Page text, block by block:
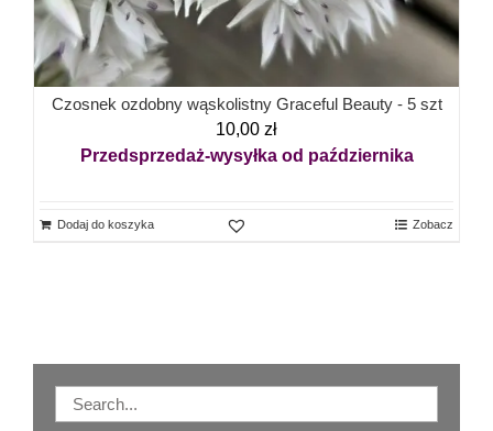
Czosnek ozdobny wąskolistny Graceful Beauty - 5 szt
10,00 zł
Przedsprzedaż-wysyłka od października
Dodaj do koszyka Zobacz